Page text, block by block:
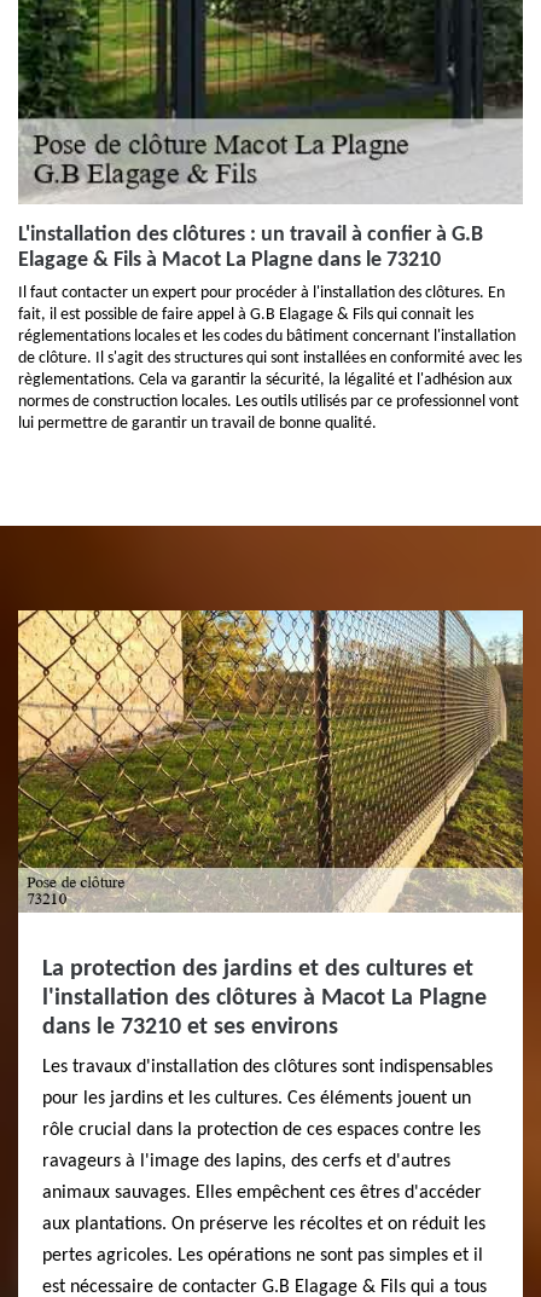
L'installation des clôtures : un travail à confier à G.B
Elagage & Fils à Macot La Plagne dans le 73210
Il faut contacter un expert pour procéder à l'installation des clôtures. En
fait, il est possible de faire appel à G.B Elagage & Fils qui connait les
réglementations locales et les codes du bâtiment concernant l'installation
de clôture. Il s'agit des structures qui sont installées en conformité avec les
règlementations. Cela va garantir la sécurité, la légalité et l'adhésion aux
normes de construction locales. Les outils utilisés par ce professionnel vont
lui permettre de garantir un travail de bonne qualité.
La protection des jardins et des cultures et
l'installation des clôtures à Macot La Plagne
dans le 73210 et ses environs
Les travaux d'installation des clôtures sont indispensables
pour les jardins et les cultures. Ces éléments jouent un
rôle crucial dans la protection de ces espaces contre les
ravageurs à l'image des lapins, des cerfs et d'autres
animaux sauvages. Elles empêchent ces êtres d'accéder
aux plantations. On préserve les récoltes et on réduit les
pertes agricoles. Les opérations ne sont pas simples et il
est nécessaire de contacter G.B Elagage & Fils qui a tous